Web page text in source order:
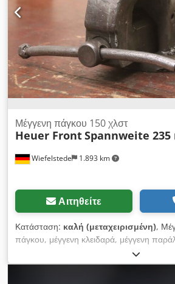
Wiefelstede 1.893 km
Μέγγενη πάγκου 150 χλστ
Heuer FrontSpannweite 235
Αιτηθείτε
Κατάσταση: καλή (μεταχειρισμένη),
πάγκου, μέγγενη κλειδαρά, μέγγενη
βαρέως τύπου Dcsdpevm U Htofx An
μέγγενη: πλάτος σιαγόνας 150 x 30 mm
235 mm -Διαστάσεις: 490/220/H195